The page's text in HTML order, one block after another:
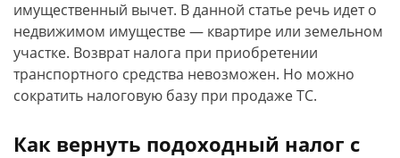
имущественный вычет. В данной статье речь идет о
недвижимом имуществе — квартире или земельном
участке. Возврат налога при приобретении
транспортного средства невозможен. Но можно
сократить налоговую базу при продаже ТС.
Как вернуть подоходный налог с